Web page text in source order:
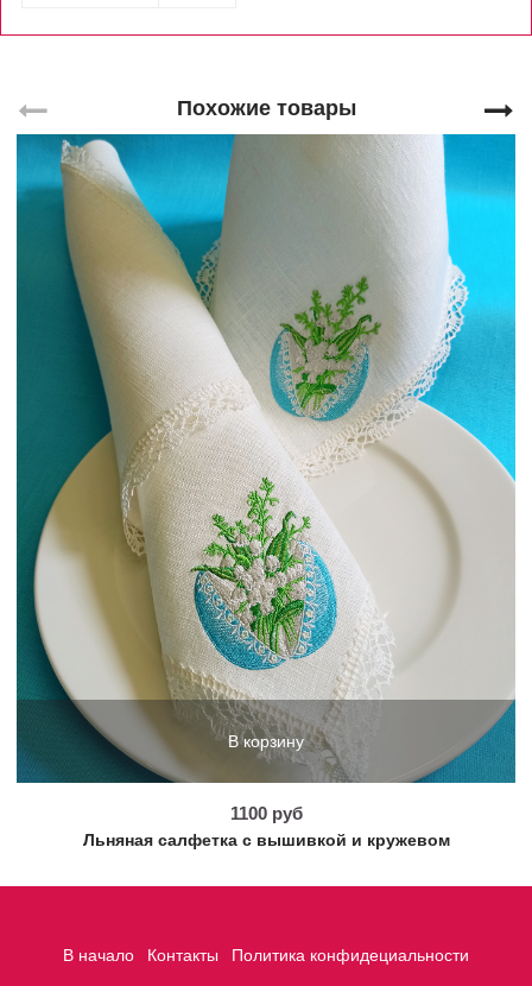
Похожие товары
В корзину
1100 руб
Льняная салфетка с вышивкой и кружевом
В начало Контакты Политика конфидециальности